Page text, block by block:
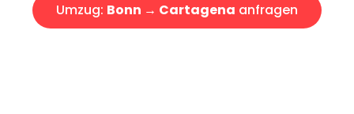
Umzug: Bonn → Cartagena anfragen